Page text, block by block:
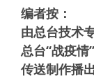
编者按：
由总台技术
总台“战疫
传送制作播